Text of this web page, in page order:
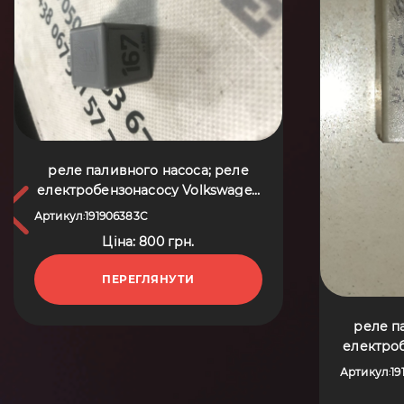
реле паливного насоса; реле
електробензонасосу Volkswagen
Golf V (2003-2009) 191906383C
Артикул:191906383C
Ціна: 800 грн.
ПЕРЕГЛЯНУТИ
реле
Passat
Артикул: